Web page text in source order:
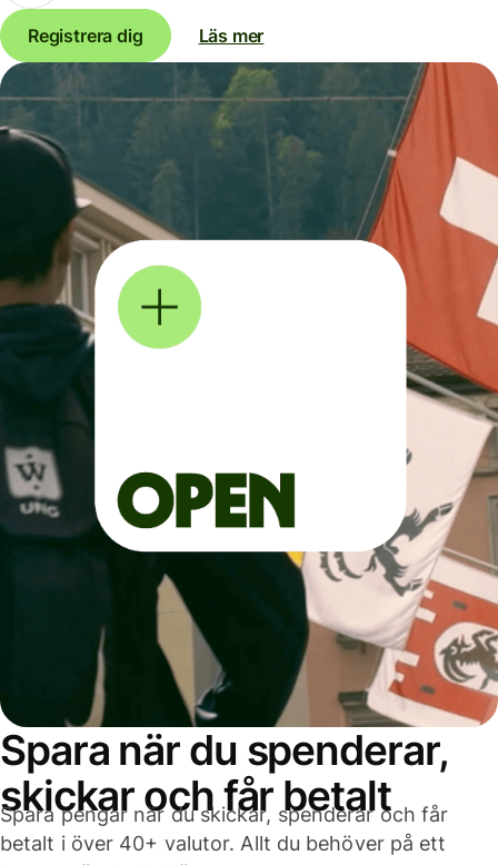
Registrera dig Läs mer
Spara när du spenderar,
skickar och får betalt
Spara pengar när du skickar, spenderar och får
betalt i över 40+ valutor. Allt du behöver på ett